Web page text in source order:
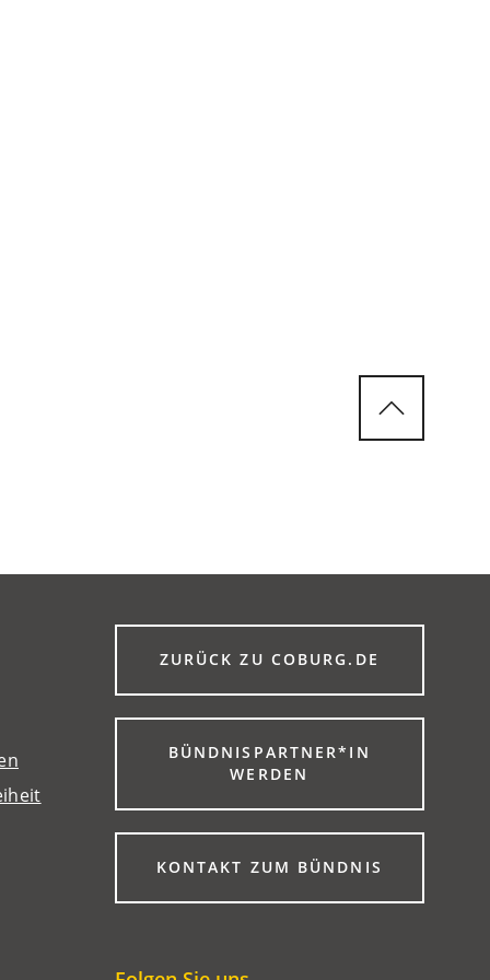
ZURÜCK ZU COBURG.DE
(ÖFFNET
EINEM
NEUEN
BÜNDNISPARTNER*IN
WERDEN
EINEM
NEUEN
TAB)KONTAKT ZUM BÜNDNIS